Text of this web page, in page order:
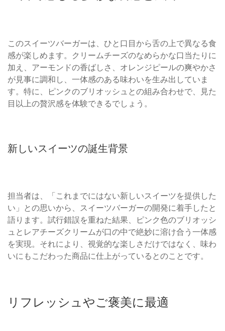
このスイーツバーガーは、ひと口目から舌の上で異なる食
感が楽しめます。クリームチーズのなめらかな口当たりに
加え、アーモンドの香ばしさ、オレンジピールの爽やかさ
が見事に調和し、一体感のある味わいを生み出していま
す。特に、ピンクのブリオッシュとの組み合わせで、見た
目以上の贅沢感を体験できるでしょう。
新しいスイーツの誕生背景
担当者は、「これまでにはない新しいスイーツを提供した
い」との思いから、スイーツバーガーの開発に着手したと
語ります。試行錯誤を重ねた結果、ピンク色のブリオッシ
ュとレアチーズクリームが口の中で絶妙に溶け合う一体感
を実現。それにより、視覚的な楽しさだけではなく、味わ
いにもこだわった商品に仕上がっているとのことです。
リフレッシュやご褒美に最適